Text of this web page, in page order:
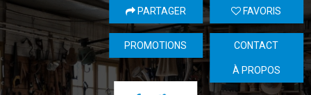
FAVORIS
PARTAGER
CONTACT
PROMOTIONS
À PROPOS